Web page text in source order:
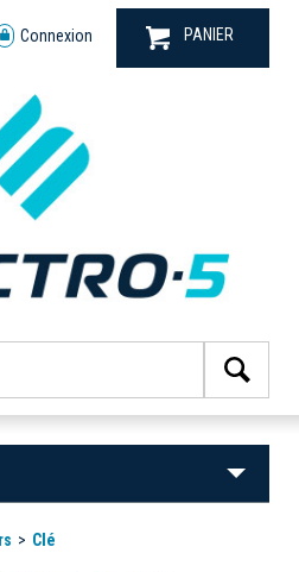
Connexion PANIER
Clé